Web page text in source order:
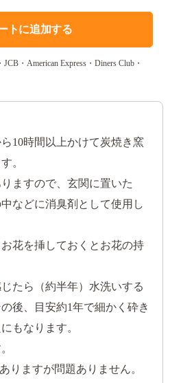
トに追加する
・American Express・Diners Club・
10時間以上かけて炭焼き窯
。
ますので、玄関に置いた
などに消臭剤として使用し
花を挿しておくとお花の持
たら（約半年）水洗いする
後、目安約1年で細かく砕き
もなります。
りますが問題ありません。